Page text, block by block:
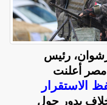
رئيس
مصر أعلنت
الاستقرار
يدور حول